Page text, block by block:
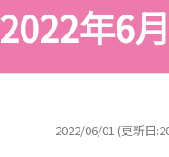
2022年6
2022/06/01 (更新日